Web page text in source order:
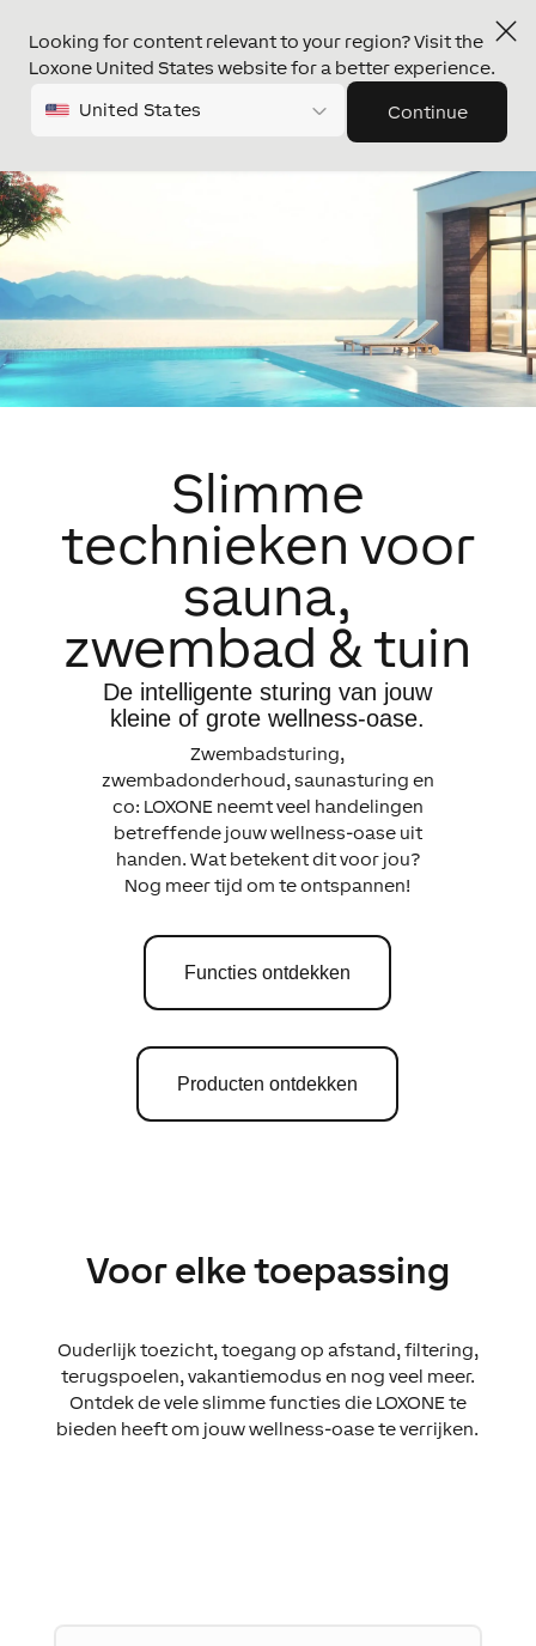
Looking for content relevant to your region? Visit the
Loxone United States website for a better experience.
United States Continue
Slimme
technieken voor
sauna,
zwembad & tuin
De intelligente sturing van jouw
kleine of grote wellness-oase.
Zwembadsturing,
zwembadonderhoud, saunasturing en
co: LOXONE neemt veel handelingen
betreffende jouw wellness-oase uit
handen. Wat betekent dit voor jou?
Nog meer tijd om te ontspannen!
Functies ontdekken
Producten ontdekken
Voor elke toepassing
Ouderlijk toezicht, toegang op afstand, filtering,
terugspoelen, vakantiemodus en nog veel meer.
Ontdek de vele slimme functies die LOXONE te
bieden heeft om jouw wellness-oase te verrijken.